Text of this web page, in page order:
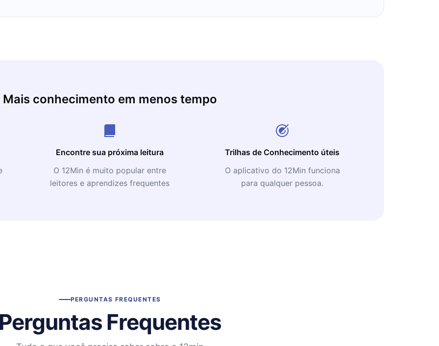
por exemplo, BM&F
Mais conhecimento em menos tempo
Encontre sua próxima leitura
O 12Min é muito popular entre
leitores e aprendizes frequentes
Trilhas de Conhecimento úteis
O aplicativo do 12Min funciona
para qualquer pessoa.
PERGUNTAS FREQUENTES
Perguntas Frequentes